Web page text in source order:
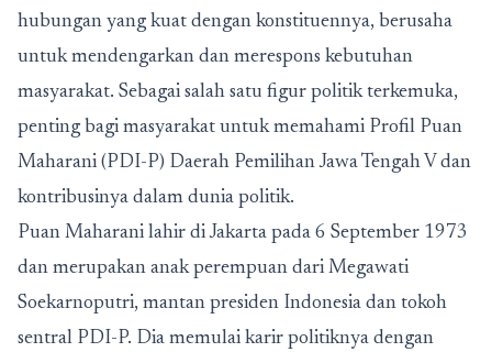
hubungan yang kuat dengan konstituennya, berusaha
untuk mendengarkan dan merespons kebutuhan
masyarakat. Sebagai salah satu figur politik terkemuka,
penting bagi masyarakat untuk memahami Profil Puan
Maharani (PDI-P) Daerah Pemilihan Jawa Tengah V dan
kontribusinya dalam dunia politik.
Puan Maharani lahir di Jakarta pada 6 September 1973
dan merupakan anak perempuan dari Megawati
Soekarnoputri, mantan presiden Indonesia dan tokoh
sentral PDI-P. Dia memulai karir politiknya dengan